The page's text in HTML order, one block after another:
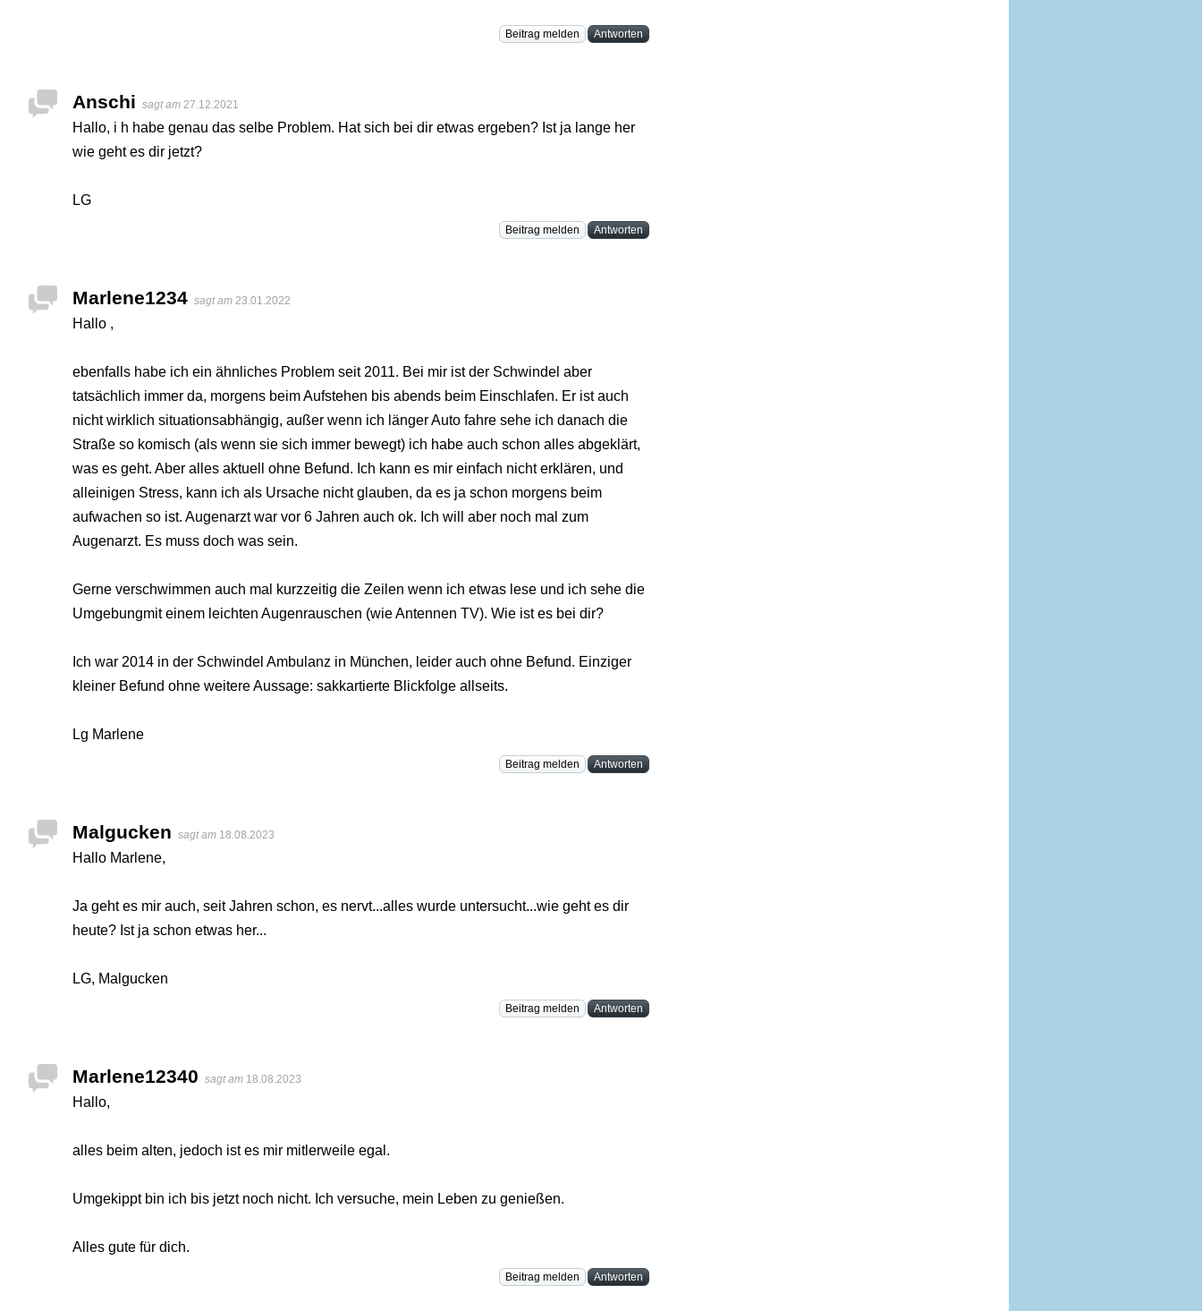
Beitrag melden Antworten
Anschi sagt am 27.12.2021
Hallo, i h habe genau das selbe Problem. Hat sich bei dir etwas ergeben? Ist ja lange her
wie geht es dir jetzt?
LG
Beitrag melden Antworten
Marlene1234 sagt am 23.01.2022
Hallo ,
ebenfalls habe ich ein ähnliches Problem seit 2011. Bei mir ist der Schwindel aber
tatsächlich immer da, morgens beim Aufstehen bis abends beim Einschlafen. Er ist auch
nicht wirklich situationsabhängig, außer wenn ich länger Auto fahre sehe ich danach die
Straße so komisch (als wenn sie sich immer bewegt) ich habe auch schon alles abgeklärt,
was es geht. Aber alles aktuell ohne Befund. Ich kann es mir einfach nicht erklären, und
alleinigen Stress, kann ich als Ursache nicht glauben, da es ja schon morgens beim
aufwachen so ist. Augenarzt war vor 6 Jahren auch ok. Ich will aber noch mal zum
Augenarzt. Es muss doch was sein.
Gerne verschwimmen auch mal kurzzeitig die Zeilen wenn ich etwas lese und ich sehe die
Umgebungmit einem leichten Augenrauschen (wie Antennen TV). Wie ist es bei dir?
Ich war 2014 in der Schwindel Ambulanz in München, leider auch ohne Befund. Einziger
kleiner Befund ohne weitere Aussage: sakkartierte Blickfolge allseits.
Lg Marlene
Beitrag melden Antworten
Malgucken sagt am 18.08.2023
Hallo Marlene,
Ja geht es mir auch, seit Jahren schon, es nervt...alles wurde untersucht...wie geht es dir
heute? Ist ja schon etwas her...
LG, Malgucken
Beitrag melden Antworten
Marlene12340 sagt am 18.08.2023
Hallo,
alles beim alten, jedoch ist es mir mitlerweile egal.
Umgekippt bin ich bis jetzt noch nicht. Ich versuche, mein Leben zu genießen.
Alles gute für dich.
Beitrag melden Antworten